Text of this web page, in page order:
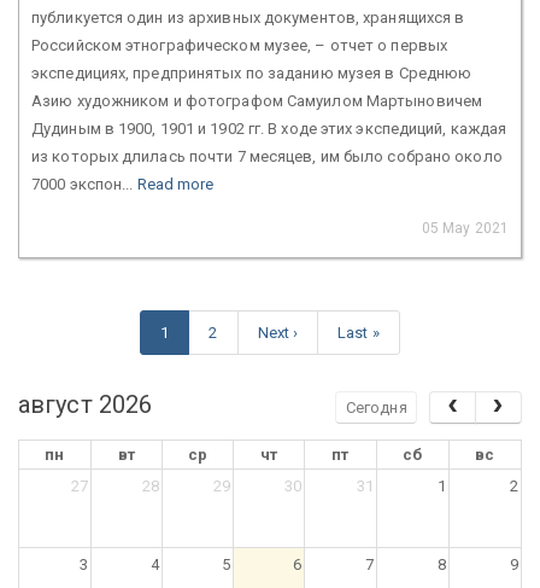
публикуется один из архивных документов, хранящихся в
Российском этнографическом музее, – отчет о первых
экспедициях, предпринятых по заданию музея в Среднюю
Азию художником и фотографом Самуилом Мартыновичем
Дудиным в 1900, 1901 и 1902 гг. В ходе этих экспедиций, каждая
из которых длилась почти 7 месяцев, им было собрано около
7000 экспон... Read more
05 May 2021
1 2 Next › Last »
август 2026 Сегодня
пн вт ср чт пт сб
вс
27
28 29 30 31 1 2
3 4 5 6 7 8 9